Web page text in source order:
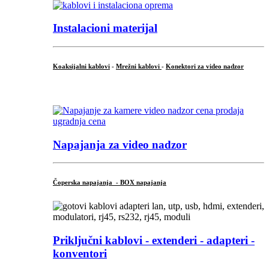
Instalacioni materijal
Koaksijalni kablovi - Mrežni kablovi - Konektori za video nadzor
Napajanja za video nadzor
Čoperska napajanja - BOX napajanja
Priključni kablovi - extenderi - adapteri -
konventori